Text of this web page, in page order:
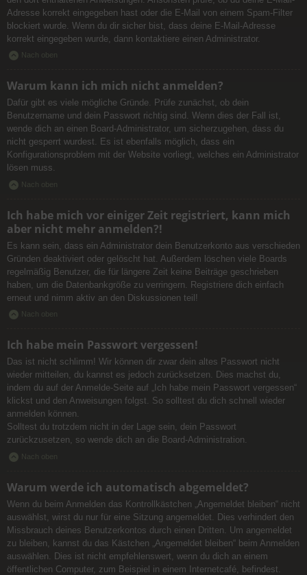
Adresse korrekt eingegeben hast oder die E-Mail von einem Spam-Filter
blockiert wurde. Wenn du dir sicher bist, dass deine E-Mail-Adresse
korrekt eingegeben wurde, dann kontaktiere einen Administrator.
Nach oben
Warum kann ich mich nicht anmelden?
Dafür gibt es viele mögliche Gründe. Prüfe zunächst, ob dein
Benutzername und dein Passwort richtig sind. Wenn dies der Fall ist,
wende dich an einen Board-Administrator, um sicherzugehen, dass du
nicht gesperrt wurdest. Es ist ebenfalls möglich, dass ein
Konfigurationsproblem mit der Website vorliegt, welches ein Administrator
lösen muss.
Nach oben
Ich habe mich vor einiger Zeit registriert, kann mich
aber nicht mehr anmelden?!
Es kann sein, dass ein Administrator dein Benutzerkonto aus verschieden
Gründen deaktiviert oder gelöscht hat. Außerdem löschen viele Boards
regelmäßig Benutzer, die für längere Zeit keine Beiträge geschrieben
haben, um die Datenbankgröße zu verringern. Registriere dich einfach
erneut und nimm aktiv an den Diskussionen teil!
Nach oben
Ich habe mein Passwort vergessen!
Das ist nicht schlimm! Wir können dir zwar dein altes Passwort nicht
wieder mitteilen, du kannst es jedoch zurücksetzen. Dies machst du,
indem du auf der Anmelde-Seite auf „Ich habe mein Passwort vergessen“
klickst und den Anweisungen folgst. So solltest du dich schnell wieder
anmelden können.
Solltest du trotzdem nicht in der Lage sein, dein Passwort
zurückzusetzen, so wende dich an die Board-Administration.
Nach oben
Warum werde ich automatisch abgemeldet?
Wenn du beim Anmelden das Kontrollkästchen „Angemeldet bleiben“ nicht
auswählst, wirst du nur für eine Sitzung angemeldet. Dies verhindert den
Missbrauch deines Benutzerkontos durch einen Dritten. Um angemeldet
zu bleiben, kannst du das Kästchen „Angemeldet bleiben“ beim Anmelden
auswählen. Dies ist nicht empfehlenswert, wenn du dich an einem
öffentlichen Computer, zum Beispiel in einem Internetcafé, befindest.